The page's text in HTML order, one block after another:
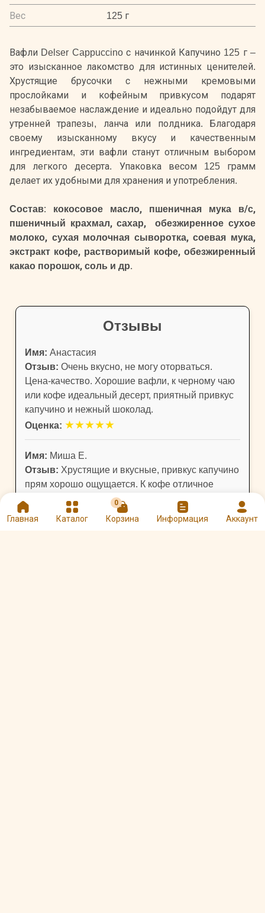
Главная Каталог
0
Корзина Информация Аккаунт
Вес 125 г
Вафли Delser Cappuccino с начинкой Капучино 125 г –
это изысканное лакомство для истинных ценителей.
Хрустящие брусочки с нежными кремовыми
прослойками и кофейным привкусом подарят
незабываемое наслаждение и идеально подойдут для
утренней трапезы, ланча или полдника. Благодаря
своему изысканному вкусу и качественным
ингредиентам, эти вафли станут отличным выбором
для легкого десерта. Упаковка весом 125 грамм
делает их удобными для хранения и употребления.
Состав: кокосовое масло, пшеничная мука в/с,
пшеничный крахмал, сахар, обезжиренное сухое
молоко, сухая молочная сыворотка, соевая мука,
экстракт кофе, растворимый кофе, обезжиренный
какао порошок, соль и др.
Отзывы
Имя: Анастасия
Отзыв: Очень вкусно, не могу оторваться.
Цена-качество. Хорошие вафли, к черному чаю
или кофе идеальный десерт, приятный привкус
капучино и нежный шоколад.
Оценка: ★★★★★
Имя: Миша Е.
Отзыв: Хрустящие и вкусные, привкус капучино
прям хорошо ощущается. К кофе отличное
дополнение вместо сахара.
Оценка: ★★ ★